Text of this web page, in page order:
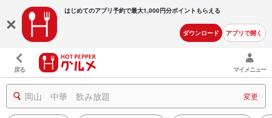
はじめてのアプリ予約で最大1,000円分ポイントもらえる
ダウンロード アプリで開く
戻る マイメニュー
岡山 中華 飲み放題 変更